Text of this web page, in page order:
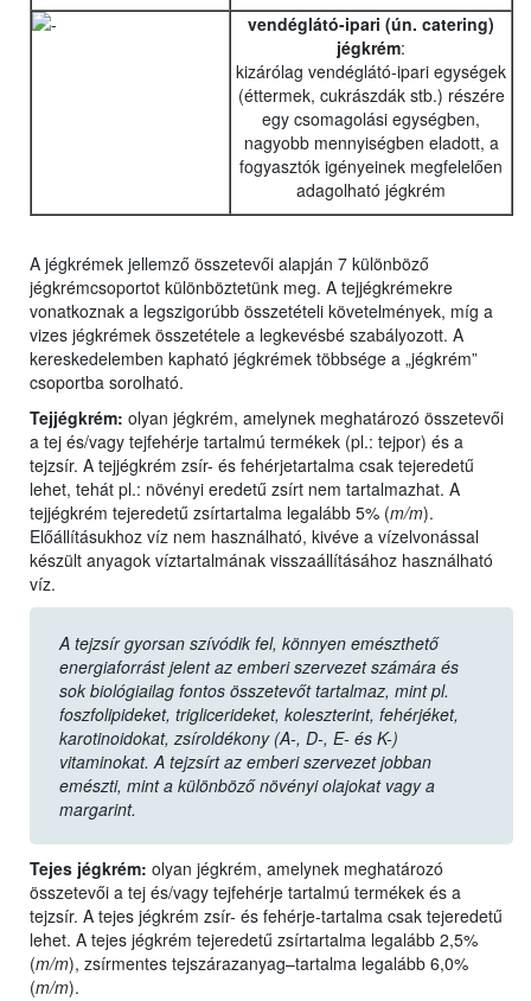
vendéglátó-ipari (ún. catering)
jégkrém:
kizárólag vendéglátó-ipari egységek
(éttermek, cukrászdák stb.) részére
egy csomagolási egységben,
nagyobb mennyiségben eladott, a
fogyasztók igényeinek megfelelően
adagolható jégkrém
A jégkrémek jellemző összetevői alapján 7 különböző
jégkrémcsoportot különböztetünk meg. A tejjégkrémekre
vonatkoznak a legszigorúbb összetételi követelmények, míg a
vizes jégkrémek összetétele a legkevésbé szabályozott. A
kereskedelemben kapható jégkrémek többsége a „jégkrém”
csoportba sorolható.
Tejjégkrém: olyan jégkrém, amelynek meghatározó összetevői
a tej és/vagy tejfehérje tartalmú termékek (pl.: tejpor) és a
tejzsír. A tejjégkrém zsír- és fehérjetartalma csak tejeredetű
lehet, tehát pl.: növényi eredetű zsírt nem tartalmazhat. A
tejjégkrém tejeredetű zsírtartalma legalább 5% (m/m).
Előállításukhoz víz nem használható, kivéve a vízelvonással
készült anyagok víztartalmának visszaállításához használható
víz.
A tejzsír gyorsan szívódik fel, könnyen emészthető
energiaforrást jelent az emberi szervezet számára és
sok biológiailag fontos összetevőt tartalmaz, mint pl.
foszfolipideket, triglicerideket, koleszterint, fehérjéket,
karotinoidokat, zsíroldékony (A-, D-, E- és K-)
vitaminokat. A tejzsírt az emberi szervezet jobban
emészti, mint a különböző növényi olajokat vagy a
margarint.
Tejes jégkrém: olyan jégkrém, amelynek meghatározó
összetevői a tej és/vagy tejfehérje tartalmú termékek és a
tejzsír. A tejes jégkrém zsír- és fehérje-tartalma csak tejeredetű
lehet. A tejes jégkrém tejeredetű zsírtartalma legalább 2,5%
(m/m), zsírmentes tejszárazanyag–tartalma legalább 6,0%
(m/m).